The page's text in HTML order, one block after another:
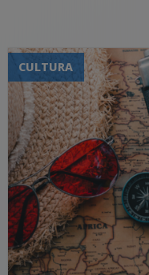
urbana. A
información
públicos de los
importantes y
prepararte para
CULTURA